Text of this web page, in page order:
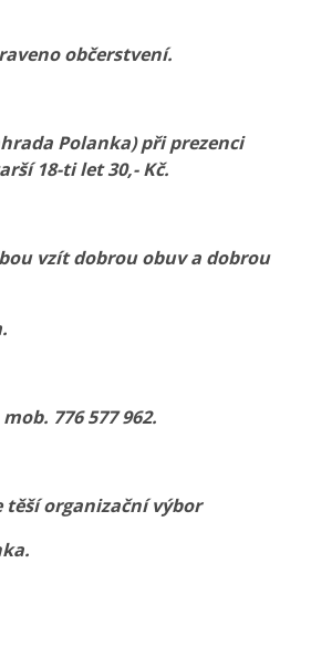
občerstvení.
Polanka) při prezenci
18-ti let 30,- Kč.
vzít dobrou obuv a dobrou
776 577 962.
těší organizační výbor